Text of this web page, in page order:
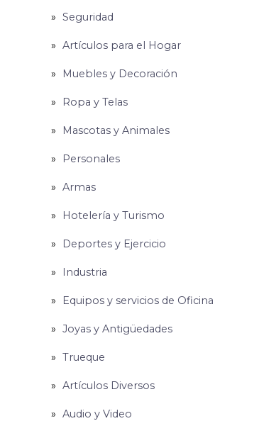
Seguridad
Artículos para el Hogar
Muebles y Decoración
Ropa y Telas
Mascotas y Animales
Personales
Armas
Hotelería y Turismo
Deportes y Ejercicio
Industria
Equipos y servicios de Oficina
Joyas y Antigüedades
Trueque
Artículos Diversos
Audio y Video